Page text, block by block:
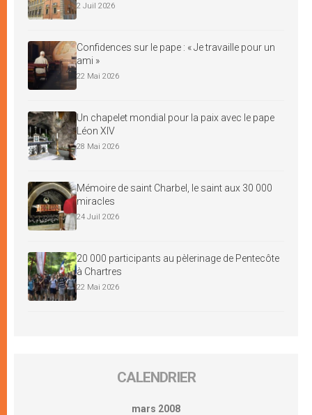
2 Juil 2026
Confidences sur le pape : « Je travaille pour un
ami »
22 Mai 2026
Un chapelet mondial pour la paix avec le pape
Léon XIV
28 Mai 2026
Mémoire de saint Charbel, le saint aux 30 000
miracles
24 Juil 2026
20 000 participants au pèlerinage de Pentecôte
à Chartres
22 Mai 2026
CALENDRIER
mars 2008